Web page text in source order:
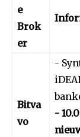
e
Brok
er
Bitva
vo
-
-